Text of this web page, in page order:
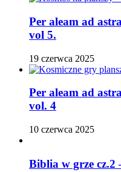
Per aleam ad
vol 5.
19 czerwca 2025
Per aleam ad
vol. 4
10 czerwca 2025
Biblia w grze cz.2